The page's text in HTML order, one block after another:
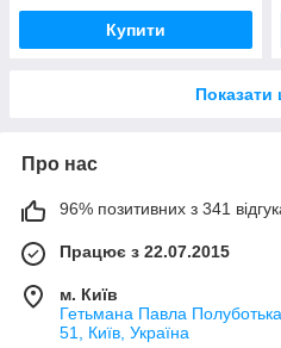
Купити
Показати
Про нас
96% позитивних з 341
Працює з 22.07.2015
м. Київ
Гетьмана Павла
51, Київ, Україна